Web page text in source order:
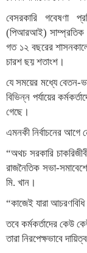
বেসরকারি গবেষণা
(পিআরআই) সাম্প্রতিক
গত ১২ বছরের শাসনকালে
চারশ ছয় শতাংশ।
যে সময়ের মধ্যে বেতন-
বিভিন্ন পর্যায়ের
গেছে।
এমনকী নির্বাচনের আগে
“অথচ সরকারি
রাজনৈতিক সভা-
মি. খান।
“কাজেই যারা
তবে কর্মকর্তাদের কেউ
তারা নিরপেক্ষভাবে